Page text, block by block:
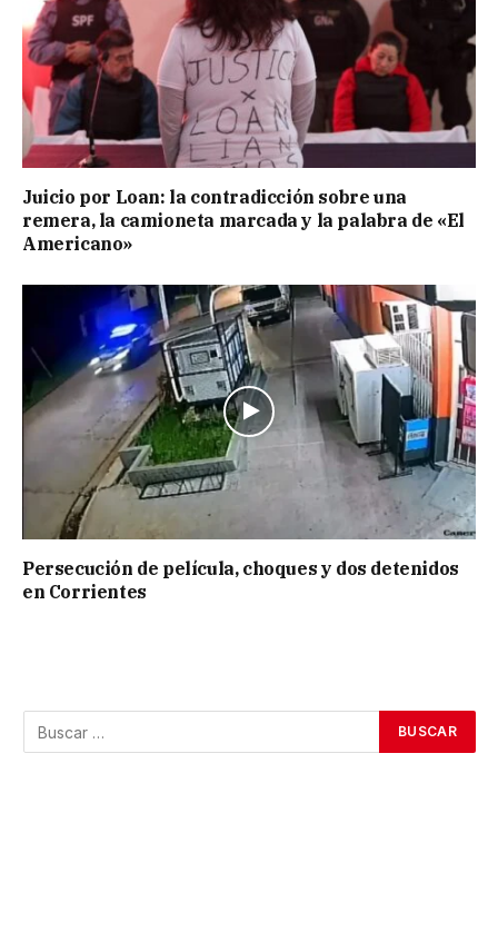
Juicio por Loan: la contradicción sobre una
remera, la camioneta marcada y la palabra de «El
Americano»
Persecución de película, choques y dos detenidos
en Corrientes